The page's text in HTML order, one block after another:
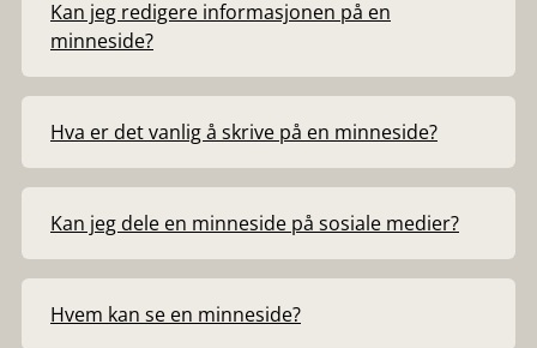
Kan jeg redigere informasjonen på en
minneside?
Hva er det vanlig å skrive på en minneside?
Kan jeg dele en minneside på sosiale medier?
Hvem kan se en minneside?